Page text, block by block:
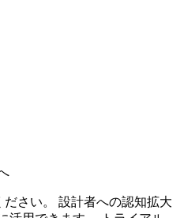
さい。 設計者への認知拡大